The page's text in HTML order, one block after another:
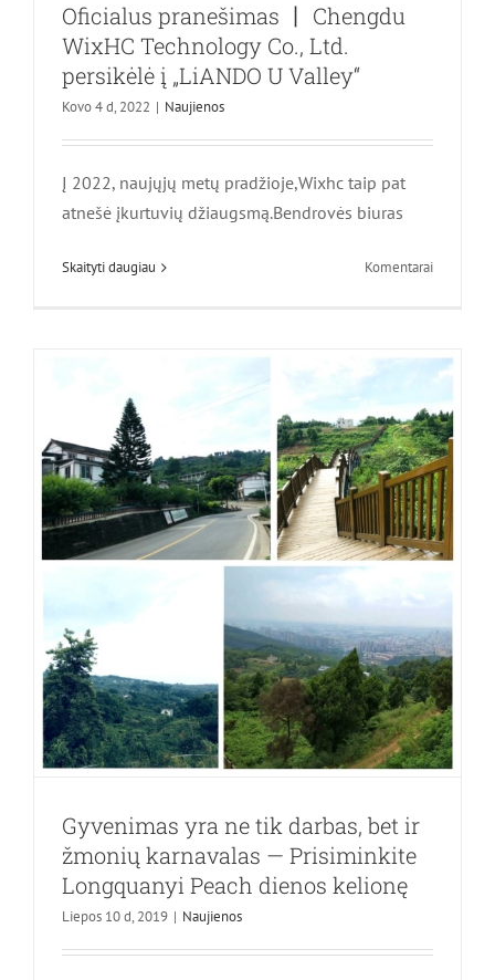
Oficialus pranešimas 丨 Chengdu
WixHC Technology Co., Ltd.
persikėlė į „LiANDO U Valley“
Kovo 4 d, 2022 | Naujienos
Į 2022, naujųjų metų pradžioje,Wixhc taip pat
atnešė įkurtuvių džiaugsmą.Bendrovės biuras
Skaityti daugiau Komentaraiant
Chengdu
Co.,
Ltd.
persikėlė
į
„LiANDO
U
Gyvenimas yra ne tik darbas, bet ir
žmonių karnavalas — Prisiminkite
Longquanyi Peach dienos kelionę
Naujienos
Gyvenimas yra ne tik darbas, bet ir
žmonių karnavalas — Prisiminkite
Longquanyi Peach dienos kelionę
Liepos 10 d, 2019 | Naujienos